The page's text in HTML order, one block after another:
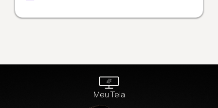
Meu Tela